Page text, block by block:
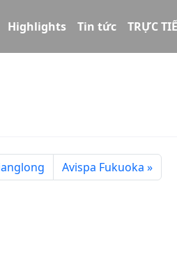
Highlights Tin tức TRỰC
Avispa Fukuoka